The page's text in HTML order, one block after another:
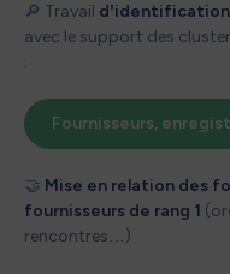
🔎 Travail
avec le support des
:
Fournisseurs,
🤝 Mise en relation des
fournisseurs de rang 1
rencontres…)​